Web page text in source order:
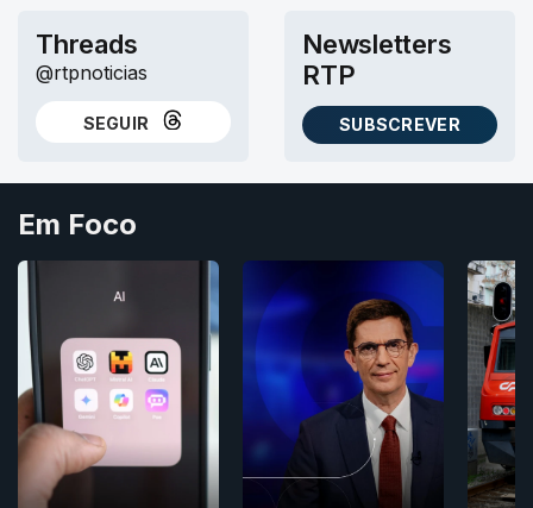
Threads
@rtpnoticias
SEGUIR
NO THREADS
Newsletters
RTP
SUBSCREVER
AS NEWSLETTERS RTP
Em Foco